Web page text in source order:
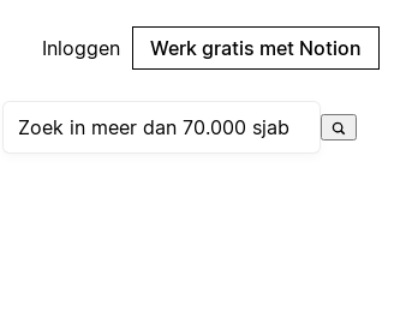
Inloggen Werk gratis met Notion